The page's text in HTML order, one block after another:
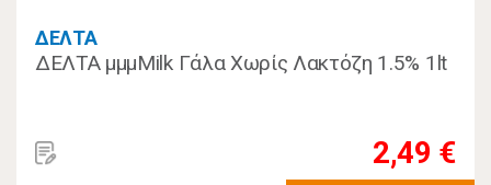
ΔΕΛΤΑ
ΔΕΛΤΑ μμμMilk Γάλα Χωρίς Λακτόζη 1.5% 1lt
2,49 €